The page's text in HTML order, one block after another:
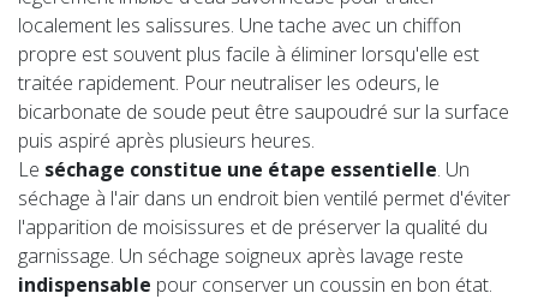
localement les salissures. Une tache avec un chiffon
propre est souvent plus facile à éliminer lorsqu'elle est
traitée rapidement. Pour neutraliser les odeurs, le
bicarbonate de soude peut être saupoudré sur la surface
puis aspiré après plusieurs heures.
Le séchage constitue une étape essentielle. Un
séchage à l'air dans un endroit bien ventilé permet d'éviter
l'apparition de moisissures et de préserver la qualité du
garnissage. Un séchage soigneux après lavage reste
indispensable pour conserver un coussin en bon état.